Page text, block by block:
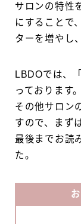
サロンの特性
にすることで
ターを増やし
LBDOでは、
っております。
その他サロン
すので、まず
最後までお読
た。